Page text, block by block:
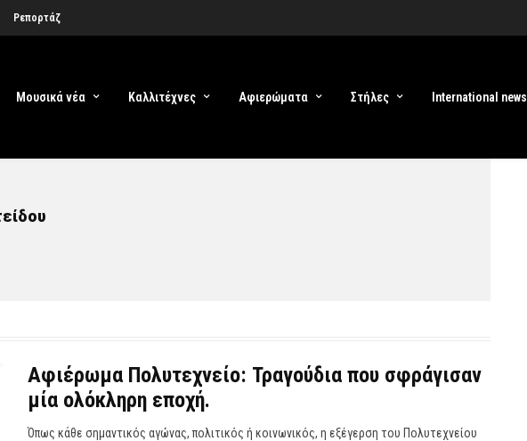
Ρεπορτάζ
Μουσικά νέα Καλλιτέχνες Αφιερώματα Στήλες International news
Αφιέρωμα Πολυτεχνείο: Τραγούδια που σφράγισαν
μία ολόκληρη εποχή.
Όπως κάθε σημαντικός αγώνας, πολιτικός ή κοινωνικός, η εξέγερση του Πολυτεχνείου